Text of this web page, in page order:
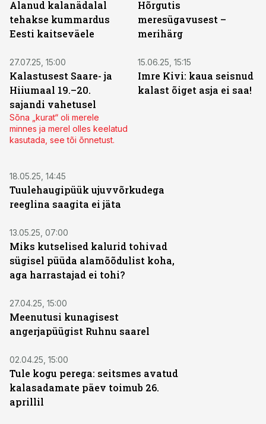
Alanud kalanädalal
tehakse kummardus
Eesti kaitseväele
Hõrgutis
meresügavusest –
merihärg
27.07.25, 15:00
Kalastusest Saare- ja
Hiiumaal 19.–20.
sajandi vahetusel
Sõna „kurat“ oli merele
minnes ja merel olles keelatud
kasutada, see tõi õnnetust.
15.06.25, 15:15
Imre Kivi: kaua seisnud
kalast õiget asja ei saa!
18.05.25, 14:45
Tuulehaugipüük ujuvvõrkudega
reeglina saagita ei jäta
13.05.25, 07:00
Miks kutselised kalurid tohivad
sügisel püüda alamõõdulist koha,
aga harrastajad ei tohi?
27.04.25, 15:00
Meenutusi kunagisest
angerjapüügist Ruhnu saarel
02.04.25, 15:00
Tule kogu perega: seitsmes avatud
kalasadamate päev toimub 26.
aprillil